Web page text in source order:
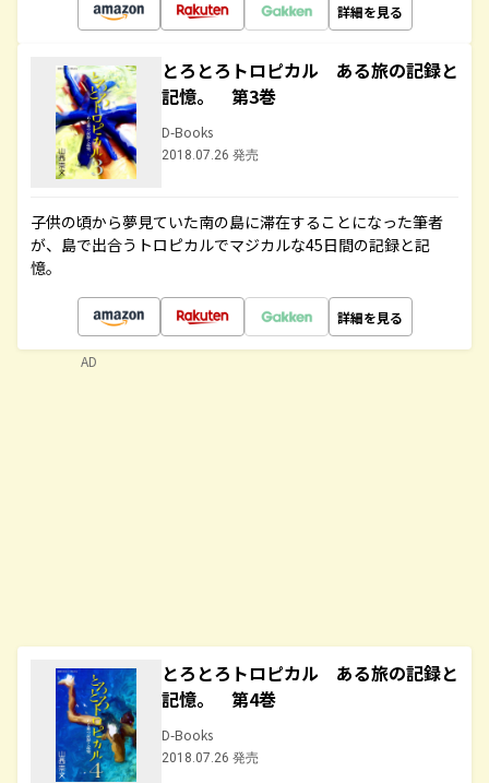
詳細を見る
とろとろトロピカル ある旅の記録と
記憶。 第3巻
D-Books
2018.07.26 発売
子供の頃から夢見ていた南の島に滞在することになった筆者
が、島で出合うトロピカルでマジカルな45日間の記録と記
憶。
詳細を見る
とろとろトロピカル ある旅の記録と
記憶。 第4巻
D-Books
2018.07.26 発売
AD